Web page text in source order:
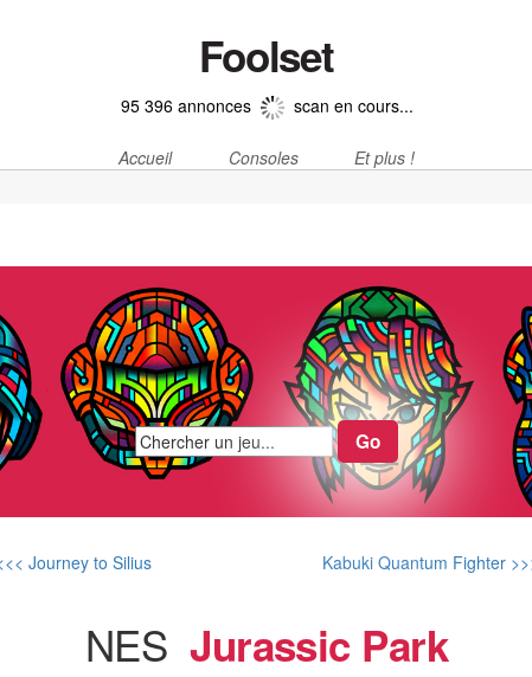
Foolset
95 396 annonces scan en cours...
Accueil Consoles Et plus !
Journey to Silius Kabuki Quantum Fighter
NESJurassic Park